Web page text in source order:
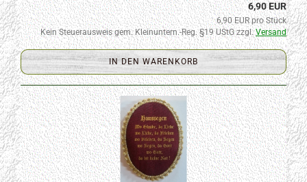
6,90 EUR
6,90 EUR pro Stück
Kein Steuerausweis gem. Kleinuntern.-Reg. §19 UStG zzgl.Versand
IN DEN WARENKORB